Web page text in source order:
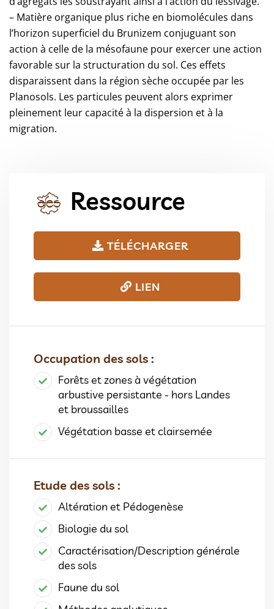
– Matière organique plus riche en biomolécules dans
l’horizon superficiel du Brunizem conjuguant son
action à celle de la mésofaune pour exercer une action
favorable sur la structuration du sol. Ces effets
disparaissent dans la région sèche occupée par les
Planosols. Les particules peuvent alors exprimer
pleinement leur capacité à la dispersion et à la
migration.
Ressource
TÉLÉCHARGER
LIEN
Occupation des sols :
Forêts et zones à végétation
arbustive persistante - hors Landes
et broussailles
Végétation basse et clairsemée
Etude des sols :
Altération et Pédogenèse
Biologie du sol
Caractérisation/Description générale
des sols
Faune du sol